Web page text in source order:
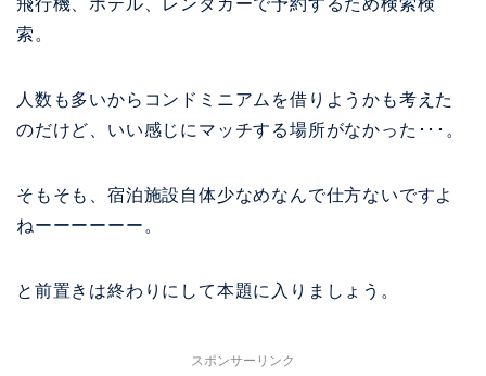
飛行機、ホテル、レンタカーで予約するため検索検
索。
人数も多いからコンドミニアムを借りようかも考えた
のだけど、いい感じにマッチする場所がなかった･･･。
そもそも、宿泊施設自体少なめなんで仕方ないですよ
ねーーーーーー。
と前置きは終わりにして本題に入りましょう。
スポンサーリンク